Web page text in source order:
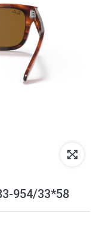
954/33*58